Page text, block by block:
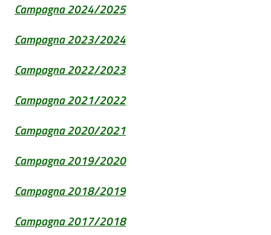
Campagna 2024/2025
Campagna 2023/2024
Campagna 2022/2023
Campagna 2021/2022
Campagna 2020/2021
Campagna 2019/2020
Campagna 2018/2019
Campagna 2017/2018